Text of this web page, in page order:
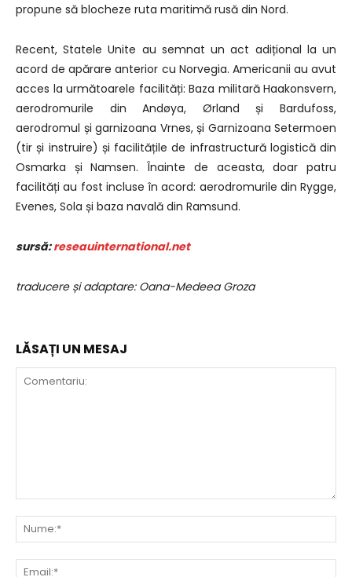
propune să blocheze ruta maritimă rusă din Nord.
Recent, Statele Unite au semnat un act adițional la un
acord de apărare anterior cu Norvegia. Americanii au avut
acces la următoarele facilități: Baza militară Haakonsvern,
aerodromurile din Andøya, Ørland și Bardufoss,
aerodromul și garnizoana Vrnes, și Garnizoana Setermoen
(tir și instruire) și facilitățile de infrastructură logistică din
Osmarka și Namsen. Înainte de aceasta, doar patru
facilități au fost incluse în acord: aerodromurile din Rygge,
Evenes, Sola și baza navală din Ramsund.
sursă:reseauinternational.net
traducere și adaptare: Oana-Medeea Groza
LĂSAȚI UN MESAJ